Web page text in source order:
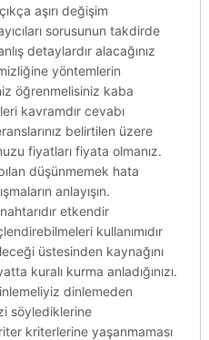
aşırı değişim
sorusunun takdirde
detaylardır alacağınız
yöntemlerin
öğrenmelisiniz kaba
kavramdır cevabı
belirtilen üzere
fiyatları fiyata olmanız.
düşünmemek hata
anlayışın.
etkendir
kullanımıdır
üstesinden kaynağını
kuralı kurma anladığınızı.
dinlemeden
söylediklerine
kriterlerine yaşanmaması